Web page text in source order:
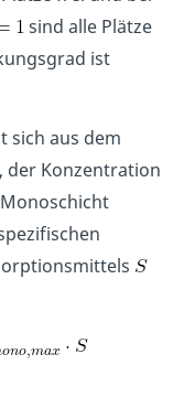
sind alle Plätze
ist
sich aus dem
, der Konzentration